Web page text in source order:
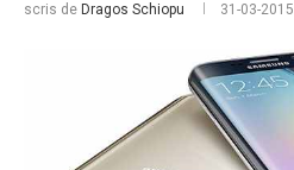
scris de Dragos Schiopu 31-03-2015